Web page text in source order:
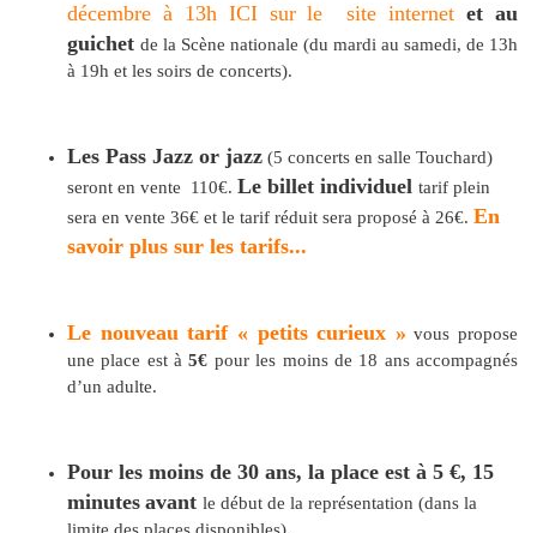
décembre à 13h ICI sur le site internetet au
guichet de la Scène nationale (du mardi au samedi, de 13h
à 19h et les soirs de concerts).
Les Pass Jazz or jazz (5 concerts en salle Touchard)
seront en vente 110€. Le billet individuel tarif plein
sera en vente 36€ et le tarif réduit sera proposé à 26€. En
savoir plus sur les tarifs...
Le nouveau tarif « petits curieux » vous propose
une place est à 5€ pour les moins de 18 ans accompagnés
d’un adulte.
Pour les moins de 30 ans, la place est à 5 €, 15
minutes avant le début de la représentation (dans la